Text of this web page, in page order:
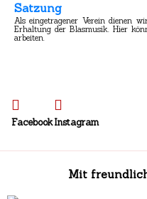
Satzung
Als eingetragener Verein dienen
Erhaltung der Blasmusik. Hier
arbeiten.
FacebookInstagram
Mit